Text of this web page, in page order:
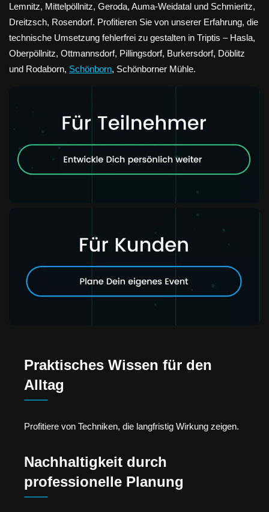
Lemnitz, Mittelpöllnitz, Geroda, Auma-Weidatal und Schmieritz,
Dreitzsch, Rosendorf. Profitieren Sie von unserer Erfahrung, die
technische Umsetzung fehlerfrei zu gestalten in Triptis – Hasla,
Oberpöllnitz, Ottmannsdorf, Pillingsdorf, Burkersdorf, Döblitz
und Rodaborn, Schönborn, Schönborner Mühle.
Praktisches Wissen für den
Alltag
Profitiere von Techniken, die langfristig Wirkung zeigen.
Nachhaltigkeit durch
professionelle Planung